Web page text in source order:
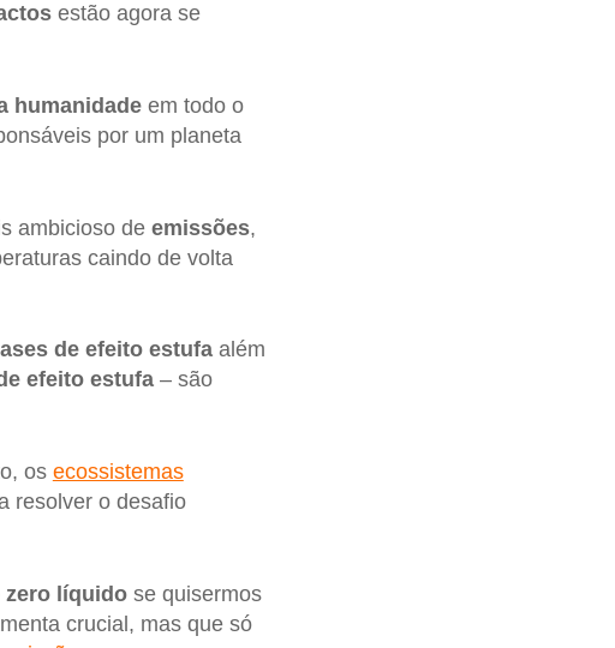
estão agora se
humanidadeem todo o
por um planeta
ambicioso de emissões,
caindo de volta
de efeito estufaalém
efeito estufa– são
os ecossistemas
resolver o desafio
zero líquidose quisermos
crucial, mas que só